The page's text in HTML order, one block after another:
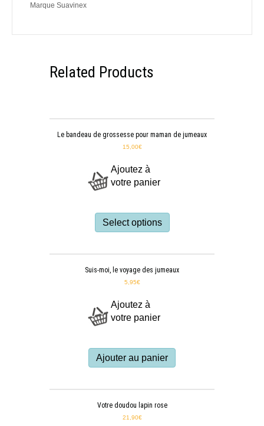
Marque Suavinex
Related Products
Le bandeau de grossesse pour maman de jumeaux
15,00€
Ajoutez à
votre panier
Select options
Suis-moi, le voyage des jumeaux
5,95€
Ajoutez à
votre panier
Ajouter au panier
Votre doudou lapin rose
21,90€